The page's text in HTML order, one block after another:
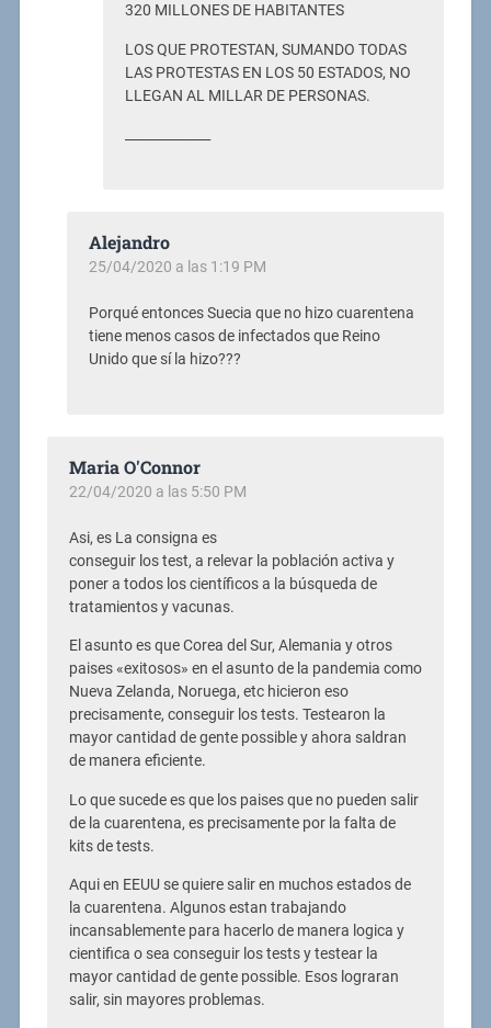
320 MILLONES DE HABITANTES
LOS QUE PROTESTAN, SUMANDO TODAS
LAS PROTESTAS EN LOS 50 ESTADOS, NO
LLEGAN AL MILLAR DE PERSONAS.
Alejandro
25/04/2020 a las 1:19 PM
Porqué entonces Suecia que no hizo cuarentena
tiene menos casos de infectados que Reino
Unido que sí la hizo???
Maria O'Connor
22/04/2020 a las 5:50 PM
Asi, es La consigna es
conseguir los test, a relevar la población activa y
poner a todos los científicos a la búsqueda de
tratamientos y vacunas.
El asunto es que Corea del Sur, Alemania y otros
paises «exitosos» en el asunto de la pandemia como
Nueva Zelanda, Noruega, etc hicieron eso
precisamente, conseguir los tests. Testearon la
mayor cantidad de gente possible y ahora saldran
de manera eficiente.
Lo que sucede es que los paises que no pueden salir
de la cuarentena, es precisamente por la falta de
kits de tests.
Aqui en EEUU se quiere salir en muchos estados de
la cuarentena. Algunos estan trabajando
incansablemente para hacerlo de manera logica y
cientifica o sea conseguir los tests y testear la
mayor cantidad de gente possible. Esos lograran
salir, sin mayores problemas.